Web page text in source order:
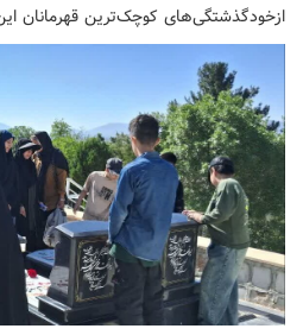
ازخودگذشتگی‌های کوچک‌ترین قهرمانان